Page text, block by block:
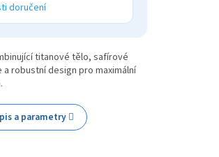
doručení
titanové tělo, safírové
robustní design pro maximální
a parametry